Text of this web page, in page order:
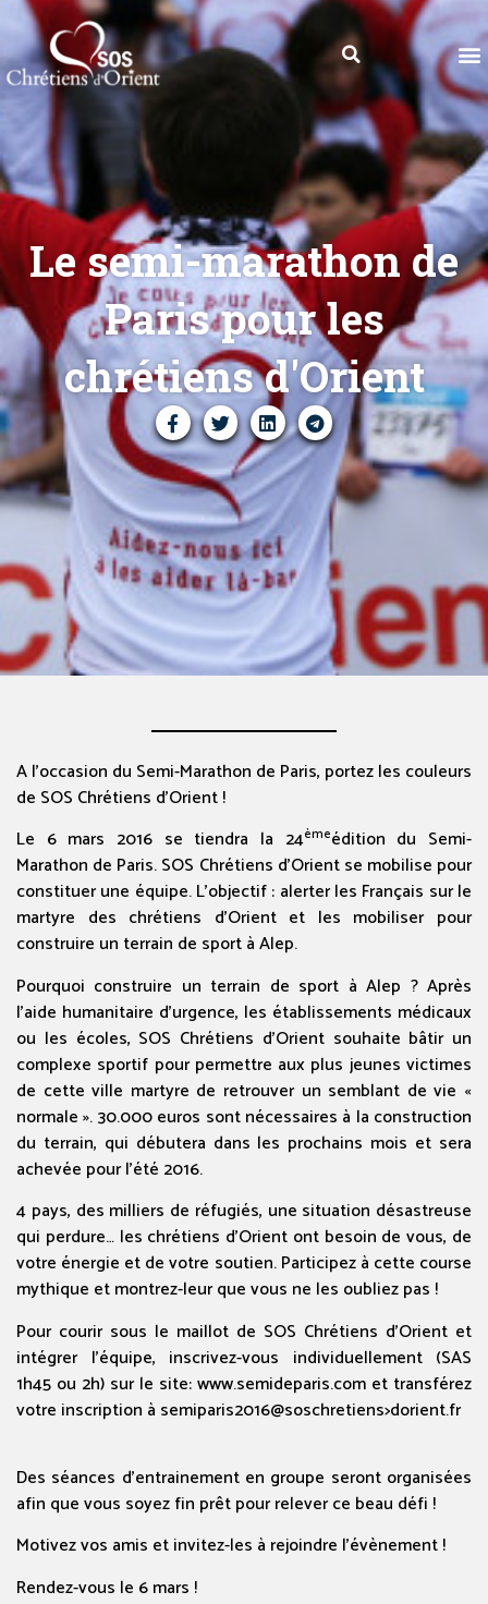
Le semi-marathon de
Paris pour les
chrétiens d'Orient
A l’occasion du Semi-Marathon de Paris, portez les couleurs
de SOS Chrétiens d’Orient !
Le 6 mars 2016 se tiendra la 24èmeédition du Semi-
Marathon de Paris. SOS Chrétiens d’Orient se mobilise pour
constituer une équipe. L’objectif : alerter les Français sur le
martyre des chrétiens d’Orient et les mobiliser pour
construire un terrain de sport à Alep.
Pourquoi construire un terrain de sport à Alep ? Après
l’aide humanitaire d’urgence, les établissements médicaux
ou les écoles, SOS Chrétiens d’Orient souhaite bâtir un
complexe sportif pour permettre aux plus jeunes victimes
de cette ville martyre de retrouver un semblant de vie «
normale ». 30.000 euros sont nécessaires à la construction
du terrain, qui débutera dans les prochains mois et sera
achevée pour l’été 2016.
4 pays, des milliers de réfugiés, une situation désastreuse
qui perdure… les chrétiens d’Orient ont besoin de vous, de
votre énergie et de votre soutien. Participez à cette course
mythique et montrez-leur que vous ne les oubliez pas !
Pour courir sous le maillot de SOS Chrétiens d’Orient et
intégrer l’équipe, inscrivez-vous individuellement (SAS
1h45 ou 2h) sur le site: www.semideparis.com et transférez
votre inscription à semiparis2016@soschretiens>dorient.fr
Des séances d’entrainement en groupe seront organisées
afin que vous soyez fin prêt pour relever ce beau défi !
Motivez vos amis et invitez-les à rejoindre l’évènement !
Rendez-vous le 6 mars !